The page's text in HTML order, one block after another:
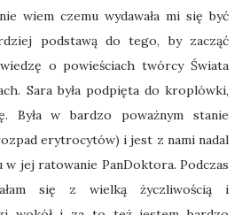
wiem czemu wydawała mi się być
podstawą do tego, by zacząć
o powieściach twórcy Świata
Sara była podpięta do kroplówki,
Była w bardzo poważnym stanie
erytrocytów) i jest z nami nadal
w jej ratowanie PanDoktora. Podczas
się z wielką życzliwością i